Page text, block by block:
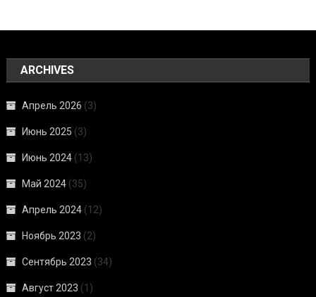
ARCHIVES
Апрель 2026 (3)
Июнь 2025 (3)
Июнь 2024 (13)
Май 2024 (35)
Апрель 2024 (12)
Ноябрь 2023 (2)
Сентябрь 2023 (34)
Август 2023 (1)